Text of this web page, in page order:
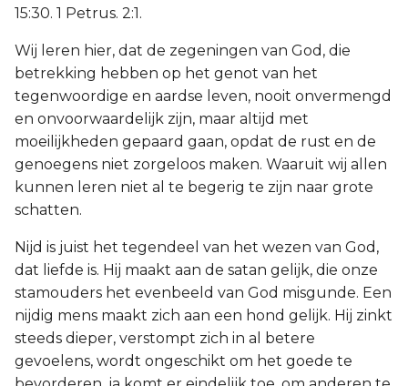
15:30. 1 Petrus. 2:1.
Wij leren hier, dat de zegeningen van God, die
betrekking hebben op het genot van het
tegenwoordige en aardse leven, nooit onvermengd
en onvoorwaardelijk zijn, maar altijd met
moeilijkheden gepaard gaan, opdat de rust en de
genoegens niet zorgeloos maken. Waaruit wij allen
kunnen leren niet al te begerig te zijn naar grote
schatten.
Nijd is juist het tegendeel van het wezen van God,
dat liefde is. Hij maakt aan de satan gelijk, die onze
stamouders het evenbeeld van God misgunde. Een
nijdig mens maakt zich aan een hond gelijk. Hij zinkt
steeds dieper, verstompt zich in al betere
gevoelens, wordt ongeschikt om het goede te